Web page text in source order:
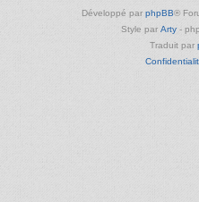
Développé par phpBB®
Style par Arty -
Traduit par